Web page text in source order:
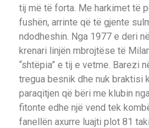
tij më të forta. Me harkimet të
fushën, arrinte që të gjente
ndodheshin. Nga 1977 e deri
krenari linjën mbrojtëse të
“shtëpia” e tij e vetme. Barezi
tregua besnik dhe nuk braktisi
paraqitjen që bëri me klubin
fitonte edhe një vend tek
fanellën axurre luajti plot 81